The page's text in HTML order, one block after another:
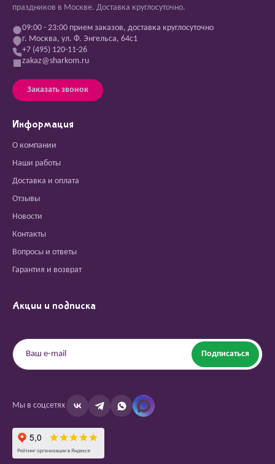
праздников в Москве. Доставка круглосуточно.
09:00 - 23:00 прием заказов, доставка круглосуточно
г. Москва, ул. Ф. Энгельса, 64с1
+7 (495) 120-11-26
zakaz@sharkom.ru
Заказать звонок
Информация
О компании
Наши работы
Доставка и оплата
Отзывы
Новости
Контакты
Вопросы и ответы
Гарантия и возврат
Акции и подписка
Подписаться
Мы в соцсетях